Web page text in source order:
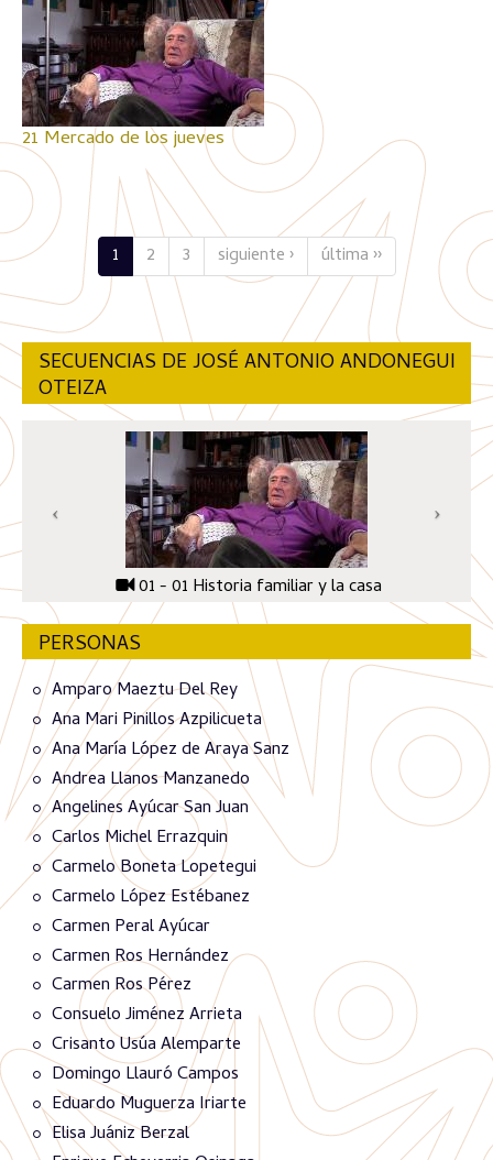
21 Mercado de los jueves
1 2 3 siguiente › última ››
SECUENCIAS DE JOSÉ ANTONIO ANDONEGUI
OTEIZA
01 - 01 Historia familiar y la casa
PERSONAS
Amparo Maeztu Del Rey
Ana Mari Pinillos Azpilicueta
Ana María López de Araya Sanz
Andrea Llanos Manzanedo
Angelines Ayúcar San Juan
Carlos Michel Errazquin
Carmelo Boneta Lopetegui
Carmelo López Estébanez
Carmen Peral Ayúcar
Carmen Ros Hernández
Carmen Ros Pérez
Consuelo Jiménez Arrieta
Crisanto Usúa Alemparte
Domingo Llauró Campos
Eduardo Muguerza Iriarte
Elisa Juániz Berzal